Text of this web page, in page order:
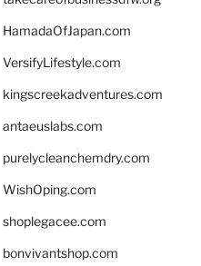
HamadaOfJapan.com
VersifyLifestyle.com
kingscreekadventures.com
antaeuslabs.com
purelycleanchemdry.com
WishOping.com
shoplegacee.com
bonvivantshop.com